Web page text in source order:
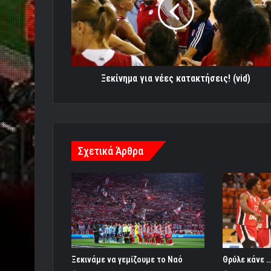
(vid)
Ξεκίνημα για νέες κατακτήσεις! (vid)
Σχετικά Άρθρα
Ξεκινάμε να γεμίζουμε το Ναό Θρύλε κάνε